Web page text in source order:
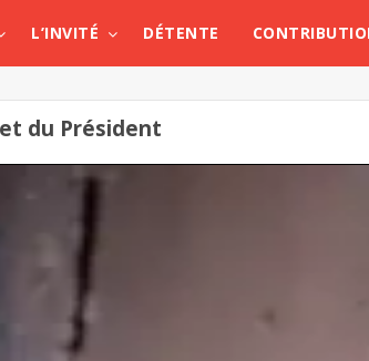
L’INVITÉ DÉTENTE
du Président